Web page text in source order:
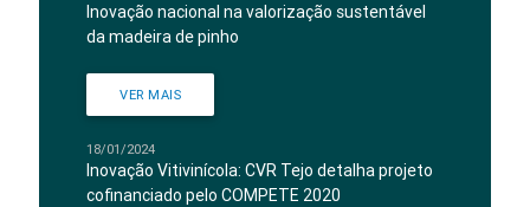
Inovação nacional na valorização sustentável
da madeira de pinho
VER MAIS
18/01/2024
Inovação Vitivinícola: CVR Tejo detalha projeto
cofinanciado pelo COMPETE 2020